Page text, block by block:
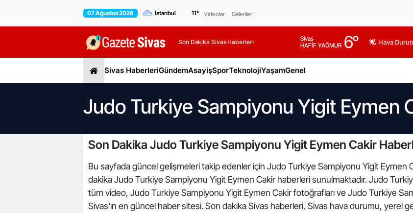
07 Ağustos 2026 11° Videolar Galeriler
Son Dakika Sivas Haberleri
Sivas
HAFİF YAĞMUR 6° Hava
Sivas HaberleriGündemAsayişSporTeknolojiYaşamGenel
Judo Turkiye Sampiyonu Yigit Eymen
Son Dakika Judo Turkiye Sampiyonu Yigit Eymen Cakir
Bu sayfada güncel gelişmeleri takip edenler için Judo Turkiye Sampiyonu Yigit Eymen
dakika Judo Turkiye Sampiyonu Yigit Eymen Cakir haberleri sunulmaktadır. Judo
tüm video, Judo Turkiye Sampiyonu Yigit Eymen Cakir fotoğrafları ve Judo Turkiye
Sivas'ın en güncel haber sitesi. Son dakika Sivas haberleri, Sivas hava durumu, yerel